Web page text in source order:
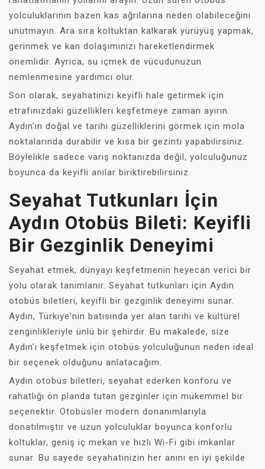
yolculuklarının bazen kas ağrılarına neden olabileceğini
unutmayın. Ara sıra koltuktan kalkarak yürüyüş yapmak,
gerinmek ve kan dolaşımınızı hareketlendirmek
önemlidir. Ayrıca, su içmek de vücudunuzun
nemlenmesine yardımcı olur.
Son olarak, seyahatinizi keyifli hale getirmek için
etrafınızdaki güzellikleri keşfetmeye zaman ayırın.
Aydın'ın doğal ve tarihi güzelliklerini görmek için mola
noktalarında durabilir ve kısa bir gezinti yapabilirsiniz.
Böylelikle sadece varış noktanızda değil, yolculuğunuz
boyunca da keyifli anılar biriktirebilirsiniz.
Seyahat Tutkunları İçin
Aydın Otobüs Bileti: Keyifli
Bir Gezginlik Deneyimi
Seyahat etmek, dünyayı keşfetmenin heyecan verici bir
yolu olarak tanımlanır. Seyahat tutkunları için Aydın
otobüs biletleri, keyifli bir gezginlik deneyimi sunar.
Aydın, Türkiye'nin batısında yer alan tarihi ve kültürel
zenginlikleriyle ünlü bir şehirdir. Bu makalede, size
Aydın'ı keşfetmek için otobüs yolculuğunun neden ideal
bir seçenek olduğunu anlatacağım.
Aydın otobüs biletleri, seyahat ederken konforu ve
rahatlığı ön planda tutan gezginler için mükemmel bir
seçenektir. Otobüsler modern donanımlarıyla
donatılmıştır ve uzun yolculuklar boyunca konforlu
koltuklar, geniş iç mekan ve hızlı Wi-Fi gibi imkanlar
sunar. Bu sayede seyahatinizin her anını en iyi şekilde